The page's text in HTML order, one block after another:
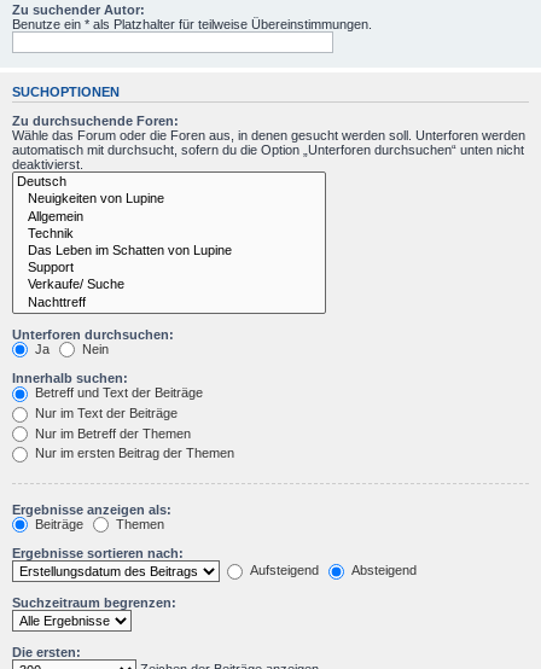
Zu suchender Autor:
Benutze ein * als Platzhalter für teilweise Übereinstimmungen.
SUCHOPTIONEN
Zu durchsuchende Foren:
Wähle das Forum oder die Foren aus, in denen gesucht werden soll. Unterforen werden
automatisch mit durchsucht, sofern du die Option „Unterforen durchsuchen“ unten nicht
deaktivierst.
Unterforen durchsuchen:
Ja
Nein
Innerhalb suchen:
Betreff und Text der Beiträge
Nur im Text der Beiträge
Nur im Betreff der Themen
Nur im ersten Beitrag der Themen
Ergebnisse anzeigen als:
Beiträge
Themen
Ergebnisse sortieren nach:
Aufsteigend
Absteigend
Suchzeitraum begrenzen:
Die ersten: